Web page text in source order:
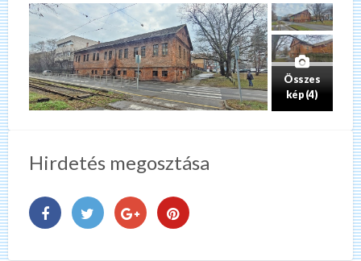
Összes
kép (4)
Hirdetés megosztása